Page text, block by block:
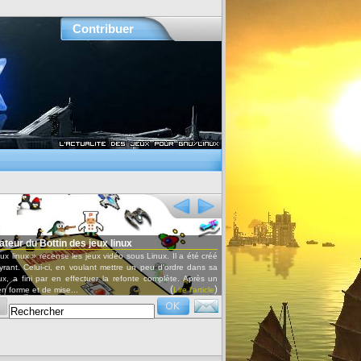
Contribuer
Linux. Il a été créé
peu d'ordre dans sa
complète. Après un
(Lire l'article)
Conférences audio et vidéo
Retrouvez les conférences données lors des Ubuntu party ou d'autres
ainsi que les interviews par OxyRadio.